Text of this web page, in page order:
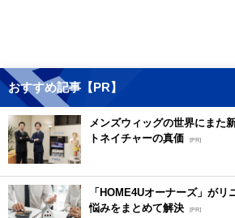
おすすめ記事【PR】
メンズウィッグの世界にまた
トネイチャーの真価 [PR]
「HOME4Uオーナーズ」が
悩みをまとめて解決 [PR]